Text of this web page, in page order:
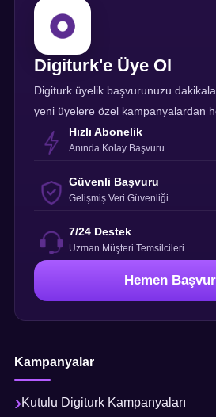
Digiturk'e Üye Ol
Digiturk üyelik başvurunuzu
yeni üyelere özel kampanyalardan
Hızlı Abonelik
Anında Kolay Başvuru
Güvenli Başvuru
Gelişmiş Veri Güvenliği
7/24 Destek
Uzman Müşteri Temsilcileri
Hemen Başvur
Kampanyalar
Kutulu Digiturk Kampanyaları